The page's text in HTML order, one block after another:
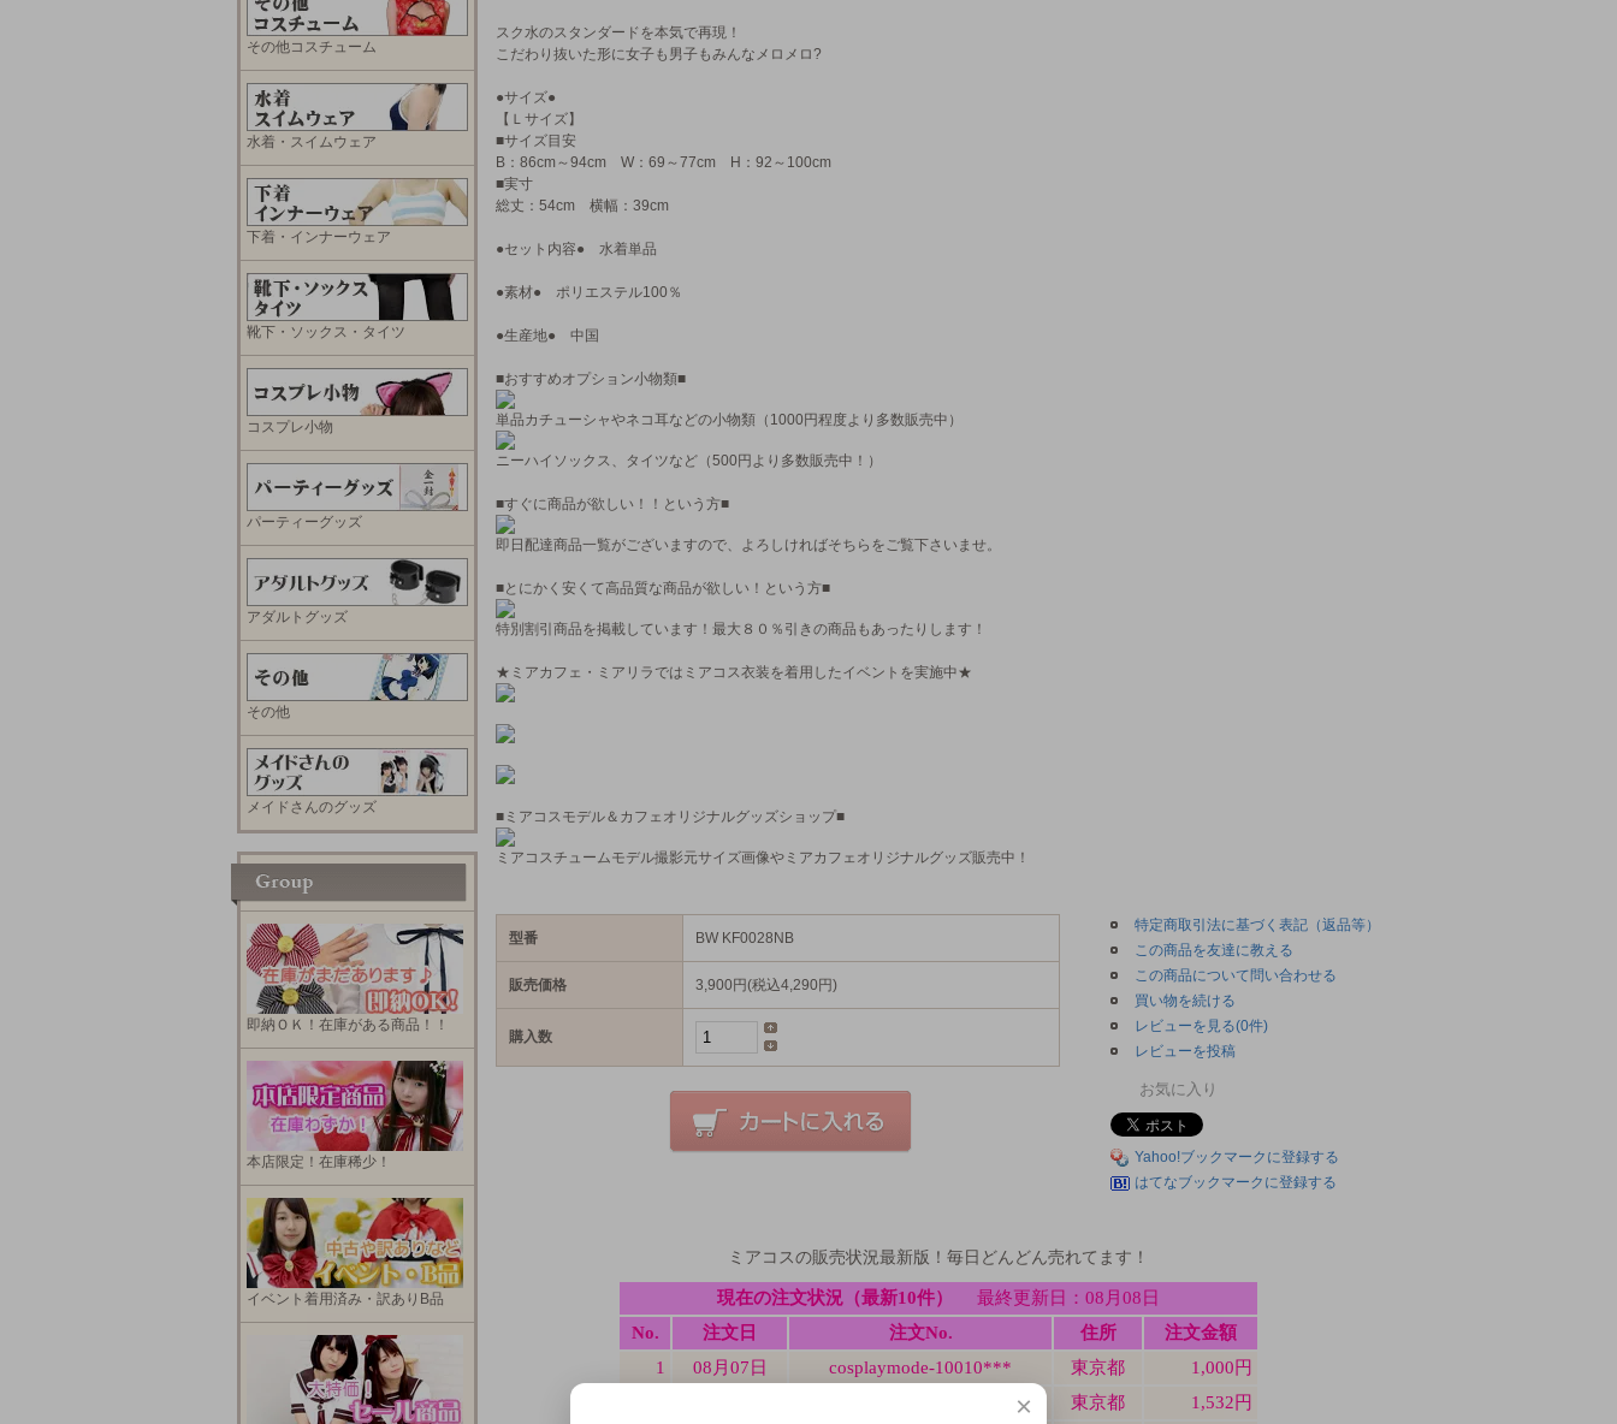
スク水のスタンダードを本気で再現！
こだわり抜いた形に女子も男子もみんなメロメロ?
●サイズ●
【Ｌサイズ】
■サイズ目安
B：86cm～94cm W：69～77cm H：92～100cm
■実寸
総丈：54cm 横幅：39cm
●セット内容● 水着単品
●素材● ポリエステル100％
●生産地● 中国
■おすすめオプション小物類■
単品カチューシャやネコ耳などの小物類（1000円程度より多数販売中）
ニーハイソックス、タイツなど（500円より多数販売中！）
■すぐに商品が欲しい！！という方■
即日配達商品一覧がございますので、よろしければそちらをご覧下さいませ。
■とにかく安くて高品質な商品が欲しい！という方■
特別割引商品を掲載しています！最大８０％引きの商品もあったりします！
★ミアカフェ・ミアリラではミアコス衣装を着用したイベントを実施中★
■ミアコスモデル＆カフェオリジナルグッズショップ■
ミアコスチュームモデル撮影元サイズ画像やミアカフェオリジナルグッズ販売中！
型番 BW KF0028NB
販売価格 3,900円(税込4,290円)
購入数
特定商取引法に基づく表記（返品等）
この商品を友達に教える
この商品について問い合わせる
買い物を続ける
レビューを見る(0件)
レビューを投稿
お気に入り
Yahoo!ブックマークに登録する
はてなブックマークに登録する
ミアコスの販売状況最新版！毎日どんどん売れてます！
その他コスチューム
水着・スイムウェア
下着・インナーウェア
靴下・ソックス・タイツ
コスプレ小物
パーティーグッズ
アダルトグッズ
その他
メイドさんのグッズ
即納ＯＫ！在庫がある商品！！
本店限定！在庫稀少！
イベント着用済み・訳ありB品
×